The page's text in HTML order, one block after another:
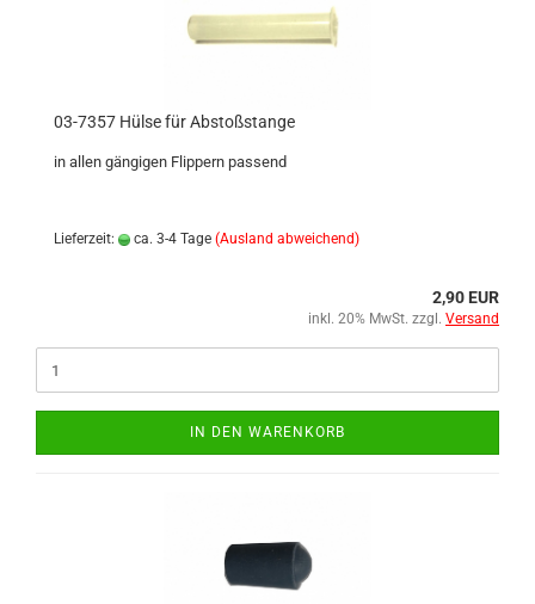
03-7357 Hülse für Abstoßstange
in allen gängigen Flippern passend
Lieferzeit: ca. 3-4 Tage (Ausland abweichend)
2,90 EUR
inkl. 20% MwSt. zzgl. Versand
IN DEN WARENKORB